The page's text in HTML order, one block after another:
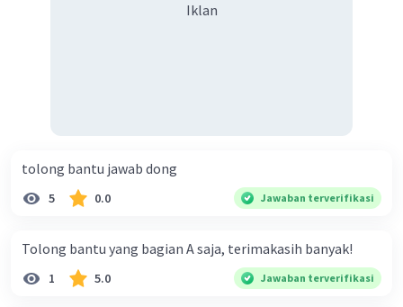
Iklan
tolong bantu jawab dong
5 0.0 Jawaban terverifikasi
Tolong bantu yang bagian A saja, terimakasih banyak!
1 5.0 Jawaban terverifikasi